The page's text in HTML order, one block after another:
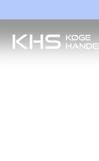
Køge Handelsskole